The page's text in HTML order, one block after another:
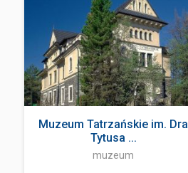
Muzeum Tatrzańskie im. Dra
Tytusa ...
muzeum